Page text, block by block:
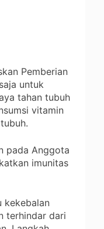
Pemberian
untuk
tahan tubuh
vitamin
pada Anggota
imunitas
kekebalan
terhindar dari